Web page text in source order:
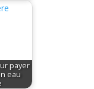
payer
eau